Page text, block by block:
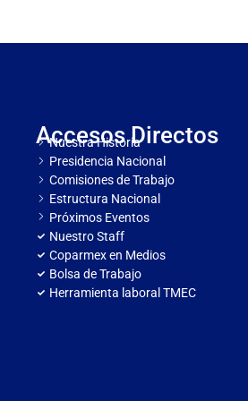
Accesos Directos
Nuestra Historia
Presidencia Nacional
Comisiones de Trabajo
Estructura Nacional
Próximos Eventos
Nuestro Staff
Coparmex en Medios
Bolsa de Trabajo
Herramienta laboral TMEC